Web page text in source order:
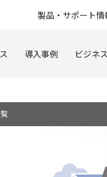
製品・サポート情
導入事例 ビジネ